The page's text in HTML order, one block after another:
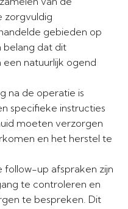
zorgvuldig
gebieden op
belang dat dit
natuurlijk ogend
na de operatie is
specifieke instructies
moeten verzorgen
en het herstel te
follow-up afspraken zijn
te controleren en
te bespreken. Dit